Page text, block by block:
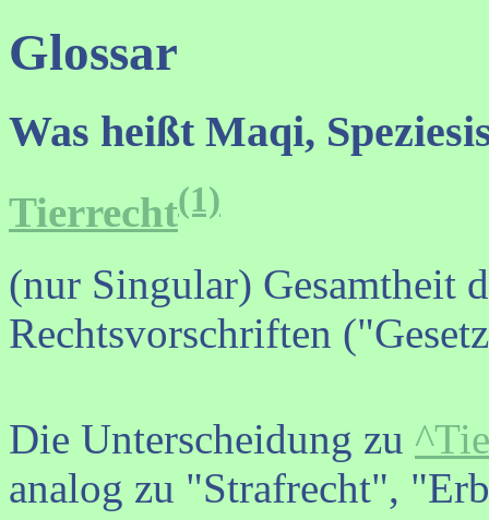
Glossar
Was heißt Maqi,
Tierrecht(1)
(nur Singular) Gesamtheit
Rechtsvorschriften
Die Unterscheidung zu
analog zu "Strafrecht",